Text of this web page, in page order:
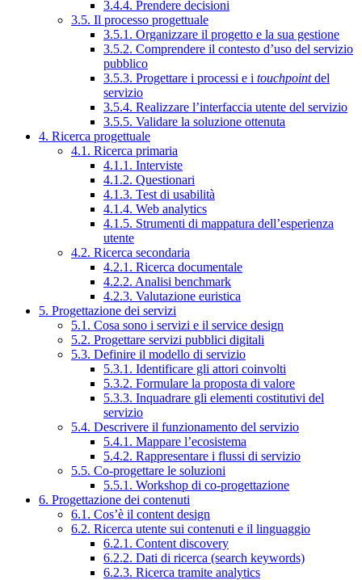
3.4.4. Prendere decisioni
3.5. Il processo progettuale
3.5.1. Organizzare il progetto e la sua gestione
3.5.2. Comprendere il contesto d’uso del servizio
pubblico
3.5.3. Progettare i processi e i touchpointdel
servizio
3.5.4. Realizzare l’interfaccia utente del servizio
3.5.5. Validare la soluzione ottenuta
4. Ricerca progettuale
4.1. Ricerca primaria
4.1.1. Interviste
4.1.2. Questionari
4.1.3. Test di usabilità
4.1.4. Web analytics
4.1.5. Strumenti di mappatura dell’esperienza
utente
4.2. Ricerca secondaria
4.2.1. Ricerca documentale
4.2.2. Analisi benchmark
4.2.3. Valutazione euristica
5. Progettazione dei servizi
5.1. Cosa sono i servizi e il service design
5.2. Progettare servizi pubblici digitali
5.3. Definire il modello di servizio
5.3.1. Identificare gli attori coinvolti
5.3.2. Formulare la proposta di valore
5.3.3. Inquadrare gli elementi costitutivi del
servizio
5.4. Descrivere il funzionamento del servizio
5.4.1. Mappare l’ecosistema
5.4.2. Rappresentare i flussi di servizio
5.5. Co-progettare le soluzioni
5.5.1. Workshop di co-progettazione
6. Progettazione dei contenuti
6.1. Cos’è il content design
6.2. Ricerca utente sui contenuti e il linguaggio
6.2.1. Content discovery
6.2.2. Dati di ricerca (search keywords)
6.2.3. Ricerca tramite analytics